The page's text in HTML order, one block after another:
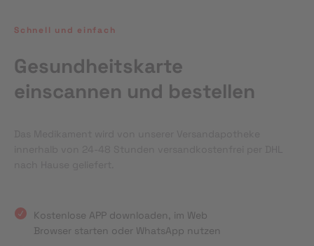
Schnell und einfach
Gesundheitskarte
einscannen und bestellen
Kostenlose APP downloaden, im Web
Browser starten oder WhatsApp nutzen